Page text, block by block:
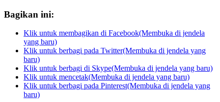
Bagikan ini:
Klik untuk membagikan di Facebook(Membuka di jendela
yang baru)
Klik untuk berbagi pada Twitter(Membuka di jendela yang
baru)
Klik untuk berbagi di Skype(Membuka di jendela yang baru)
Klik untuk mencetak(Membuka di jendela yang baru)
Klik untuk berbagi pada Pinterest(Membuka di jendela yang
baru)